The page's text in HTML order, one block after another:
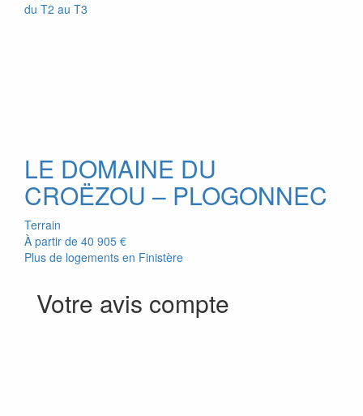
du T2 au T3
LE DOMAINE DU
CROËZOU – PLOGONNEC
Terrain
À partir de 40 905 €
Plus de logements en Finistère
Votre avis compte